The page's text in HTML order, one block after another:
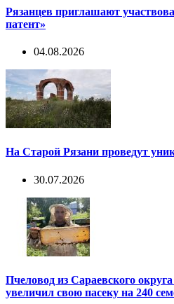
Рязанцев приглашают
патент»
04.08.2026
На Старой Рязани проведут
30.07.2026
Пчеловод из Сараевского
увеличил свою пасеку на 240